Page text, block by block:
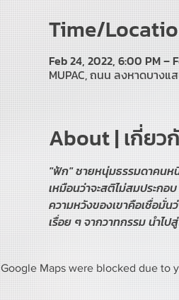
Time/
Feb 24, 2022, 6:00 PM –
MUPAC, ถนน ลงหาดบางแ
About | เกี่ยว
"ฟัก" ชายหนุ่มธรรมดาคนห
เหมือนว่าจะสติไม่สมประก
ความหวังของเขาคือเชื่อมั่
เรื่อย ๆ จากวาทกรรม นำ
Google Maps were blocked due to